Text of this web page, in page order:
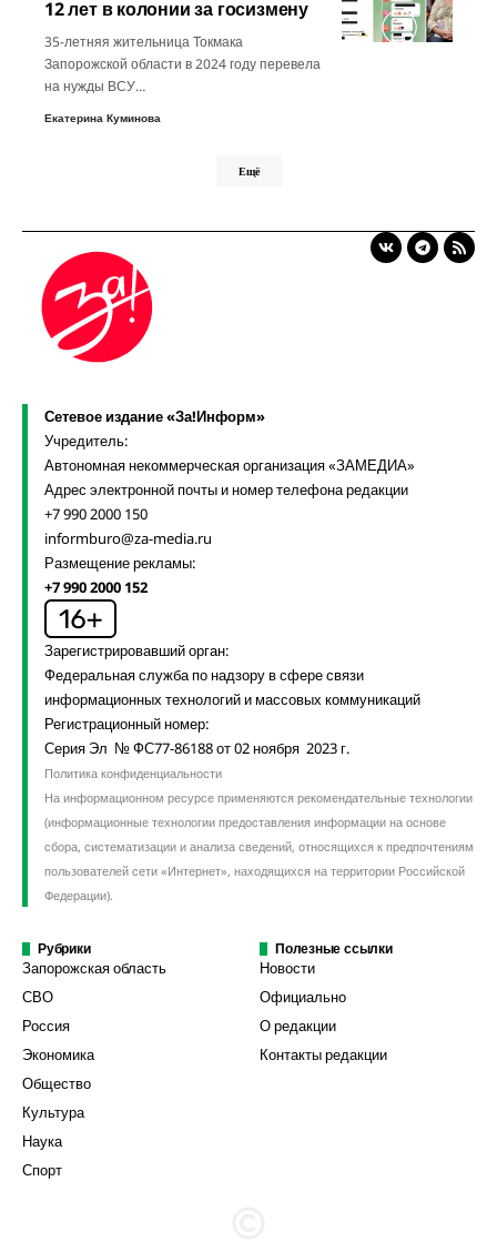
12 лет в колонии за госизмену
35-летняя жительница Токмака
Запорожской области в 2024 году перевела
на нужды ВСУ…
Екатерина Куминова
Ещё
Сетевое издание «За!Информ»
Учредитель:
Автономная некоммерческая организация «ЗАМЕДИА»
Адрес электронной почты и номер телефона редакции
+7 990 2000 150
informburo@za-media.ru
Размещение рекламы:
+7 990 2000 152
Зарегистрировавший орган:
Федеральная служба по надзору в сфере связи
информационных технологий и массовых коммуникаций
Регистрационный номер:
Серия Эл № ФС77-86188 от 02 ноября 2023 г.
Политика конфиденциальности
На информационном ресурсе применяются рекомендательные технологии
(информационные технологии предоставления информации на основе
сбора, систематизации и анализа сведений, относящихся к предпочтениям
пользователей сети «Интернет», находящихся на территории Российской
Федерации).
Рубрики
Запорожская область
СВО
Россия
Экономика
Общество
Культура
Наука
Спорт
Полезные ссылки
Новости
Официально
О редакции
Контакты редакции